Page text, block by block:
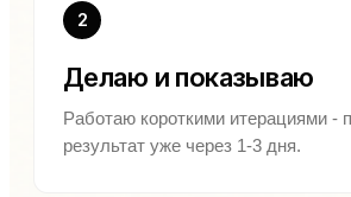
2
Делаю и показываю
Работаю короткими итерациями -
результат уже через 1-3 дня.